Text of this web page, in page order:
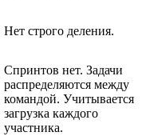
Нет строго деления.
Спринтов нет. Задачи
распределяются между
командой. Учитывается
загрузка каждого
участника.